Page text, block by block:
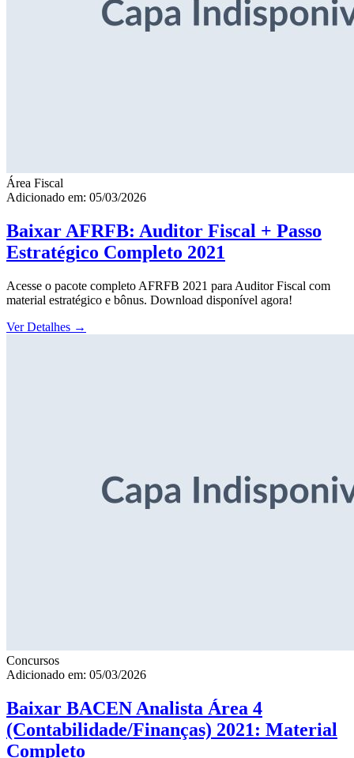
Área Fiscal
Adicionado em: 05/03/2026
Baixar AFRFB: Auditor Fiscal + Passo
Estratégico Completo 2021
Acesse o pacote completo AFRFB 2021 para Auditor Fiscal com
material estratégico e bônus. Download disponível agora!
Ver Detalhes →
Concursos
Adicionado em: 05/03/2026
Baixar BACEN Analista Área 4
(Contabilidade/Finanças) 2021: Material
Completo